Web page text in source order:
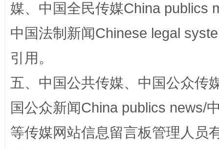
媒、中国全民传媒China publics
中国法制新闻Chinese legal
引用。
五、中国公共传媒、中国公众传
国公众新闻China publics news/
等传媒网站信息留言板管理人员